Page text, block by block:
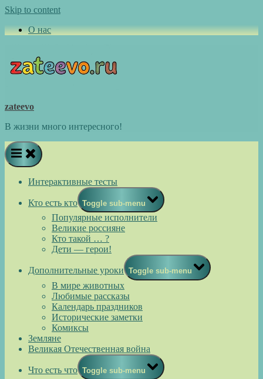
Skip to content
О нас
zateevo
В жизни много интересного!
Интерактивные тесты
Кто есть кто Toggle sub-menu
Популярные исполнители
Великие россияне
Кто такой … ?
Дети — герои!
Дополнительные уроки Toggle sub-menu
В мире животных
Любимые рассказы
Календарь праздников
Исторические заметки
Комиксы
Земляне
Великая Отечественная война
Что есть что Toggle sub-menu